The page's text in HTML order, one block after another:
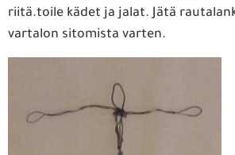
riitä.toile kädet ja jalat. Jätä
vartalon sitomista varten.